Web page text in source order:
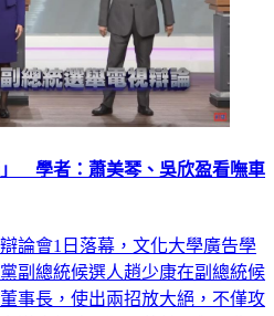
學者：蕭美琴、吳欣盈看嘸車
論會1日落幕，文化大學廣告學
副總統候選人趙少康在副總統候
事長，使出兩招放大絕，不僅攻